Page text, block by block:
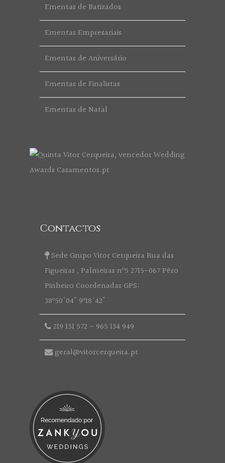
Ementas de Batizados
Ementas Empresariais
Ementas de Aniversário
Ementas de Finalistas
Ementas de Natal
Contactos
Sede Grupo Vitor Cerqueira Rua das
Figueiras , Palmeiras nº5 2715-067 Pêro
Pinheiro Coordenadas GPS:
38º50'04" 9º18'42"
219 151 572 - 965 134 949
geral@vitorcerqueira.pt